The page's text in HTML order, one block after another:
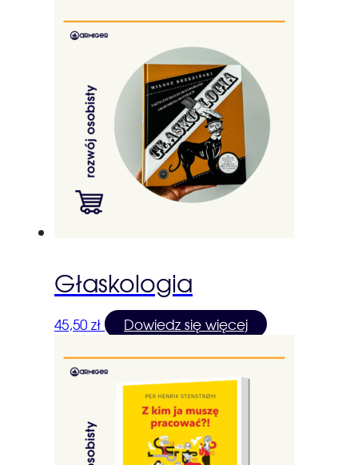
Głaskologia
45,50 zł Dowiedz się więcej